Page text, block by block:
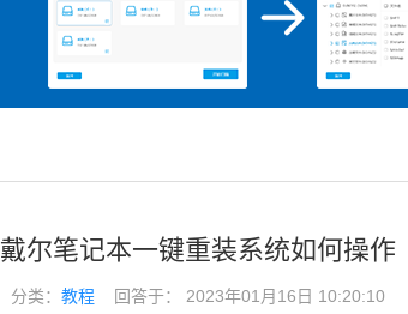
戴尔笔记本一键重装系统如何操作
分类：教程 回答于： 2023年01月16日 10:20:10